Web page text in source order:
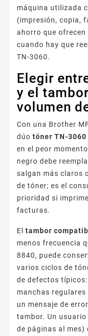
máquina utilizada
(impresión, copia,
ahorro que
cuando hay que
TN-3060.
Elegir
y el
volumen
Con una Brother
dúo tóner TN-3060
en el peor
negro debe
salgan más claros
de tóner; es el
prioridad si
facturas.
El tambor
menos frecuencia
8840, puede
varios ciclos de
de defectos
manchas
un mensaje de
tambor. Un
de páginas al mes)